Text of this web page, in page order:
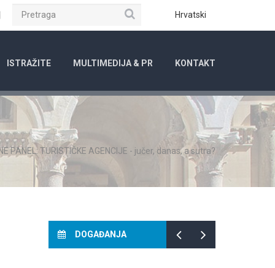
Instagram Hrvatski
Pretraga
ISTRAŽITE MULTIMEDIJA & PR KONTAKT
PANEL: TURISTIČKE AGENCIJE - jučer, danas, a sutra?
DOGAĐANJA